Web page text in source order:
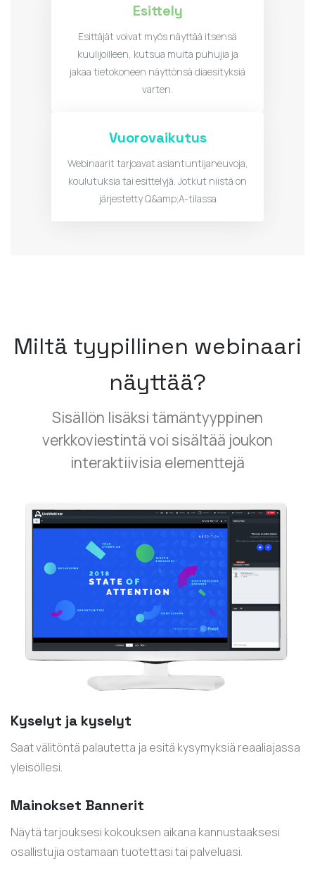
Esittely
Esittäjät voivat myös näyttää itsensä
kuulijoilleen, kutsua muita puhujia ja
jakaa tietokoneen näyttönsä diaesityksiä
varten.
Vuorovaikutus
Webinaarit tarjoavat asiantuntijaneuvoja,
koulutuksia tai esittelyjä. Jotkut niistä on
järjestetty Q&amp;A-tilassa
Miltä tyypillinen webinaari
näyttää?
Sisällön lisäksi tämäntyyppinen
verkkoviestintä voi sisältää joukon
interaktiivisia elementtejä
Kyselyt ja kyselyt
Saat välitöntä palautetta ja esitä kysymyksiä reaaliajassa
yleisöllesi.
Mainokset Bannerit
Näytä tarjouksesi kokouksen aikana kannustaaksesi
osallistujia ostamaan tuotettasi tai palveluasi.